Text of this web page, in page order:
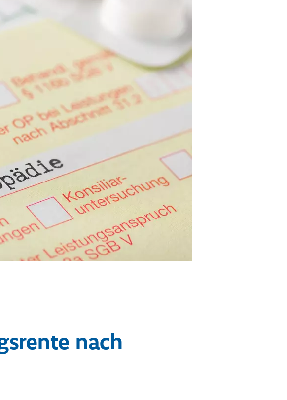
nach